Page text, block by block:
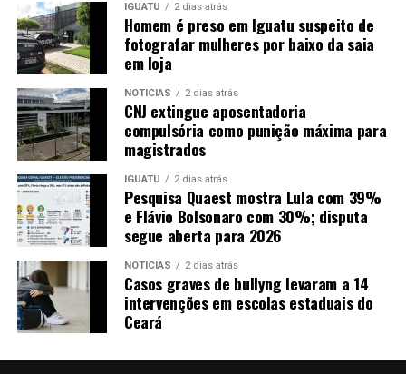
IGUATU 2 dias atrás
Homem é preso em Iguatu suspeito de
fotografar mulheres por baixo da saia
em loja
NOTICIAS 2 dias atrás
CNJ extingue aposentadoria
compulsória como punição máxima para
magistrados
IGUATU 2 dias atrás
Pesquisa Quaest mostra Lula com 39%
e Flávio Bolsonaro com 30%; disputa
segue aberta para 2026
NOTICIAS 2 dias atrás
Casos graves de bullyng levaram a 14
intervenções em escolas estaduais do
Ceará